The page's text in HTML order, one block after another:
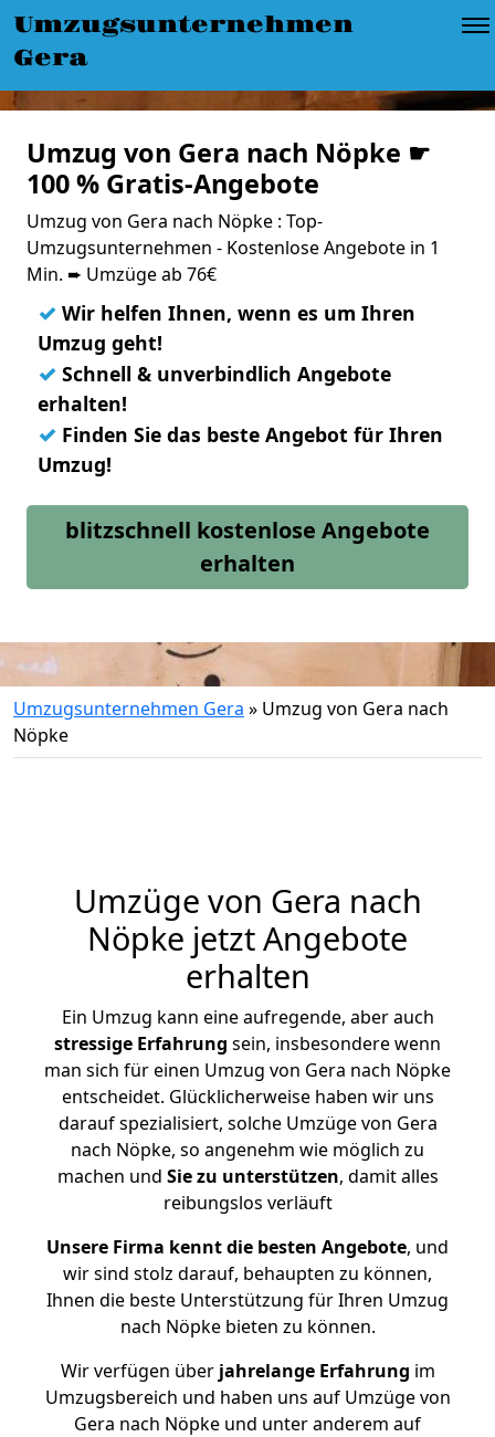
Umzugsunternehmen
Gera
Umzug von Gera nach Nöpke ☛
100 % Gratis-Angebote
Umzug von Gera nach Nöpke : Top-
Umzugsunternehmen - Kostenlose Angebote in 1
Min. ➨ Umzüge ab 76€
✓ Wir helfen Ihnen, wenn es um Ihren
Umzug geht!
✓ Schnell & unverbindlich Angebote
erhalten!
✓ Finden Sie das beste Angebot für Ihren
Umzug!
blitzschnell kostenlose Angebote
erhalten
Umzugsunternehmen Gera » Umzug von Gera nach
Nöpke
Umzüge von Gera nach
Nöpke jetzt Angebote
erhalten
Ein Umzug kann eine aufregende, aber auch
stressige Erfahrung sein, insbesondere wenn
man sich für einen Umzug von Gera nach Nöpke
entscheidet. Glücklicherweise haben wir uns
darauf spezialisiert, solche Umzüge von Gera
nach Nöpke, so angenehm wie möglich zu
machen und Sie zu unterstützen, damit alles
reibungslos verläuft
Unsere Firma kennt die besten Angebote, und
wir sind stolz darauf, behaupten zu können,
Ihnen die beste Unterstützung für Ihren Umzug
nach Nöpke bieten zu können.
Wir verfügen überjahrelange Erfahrung im
Umzugsbereich und haben uns auf Umzüge von
Gera nach Nöpke und unter anderem auf